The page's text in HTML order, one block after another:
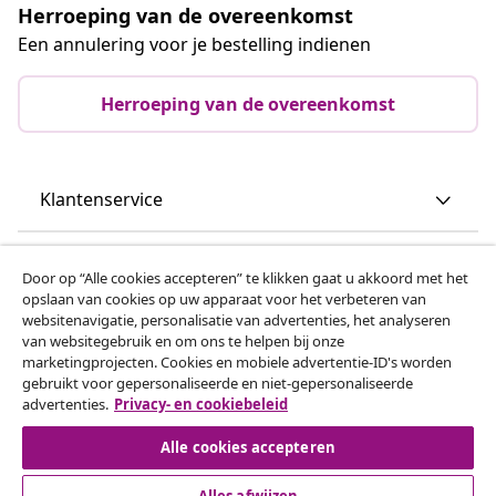
Herroeping van de overeenkomst
Een annulering voor je bestelling indienen
Herroeping van de overeenkomst
Klantenservice
vidaXL
Ontdek meer
Door op “Alle cookies accepteren” te klikken gaat u akkoord met het
opslaan van cookies op uw apparaat voor het verbeteren van
websitenavigatie, personalisatie van advertenties, het analyseren
van websitegebruik en om ons te helpen bij onze
marketingprojecten. Cookies en mobiele advertentie-ID's worden
gebruikt voor gepersonaliseerde en niet-gepersonaliseerde
advertenties. Privacy- en cookiebeleid
Alle cookies accepteren